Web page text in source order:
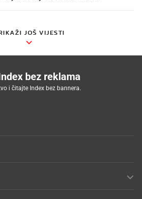
JOŠ VIJESTI
bez reklama
i čitajte Index bez bannera.